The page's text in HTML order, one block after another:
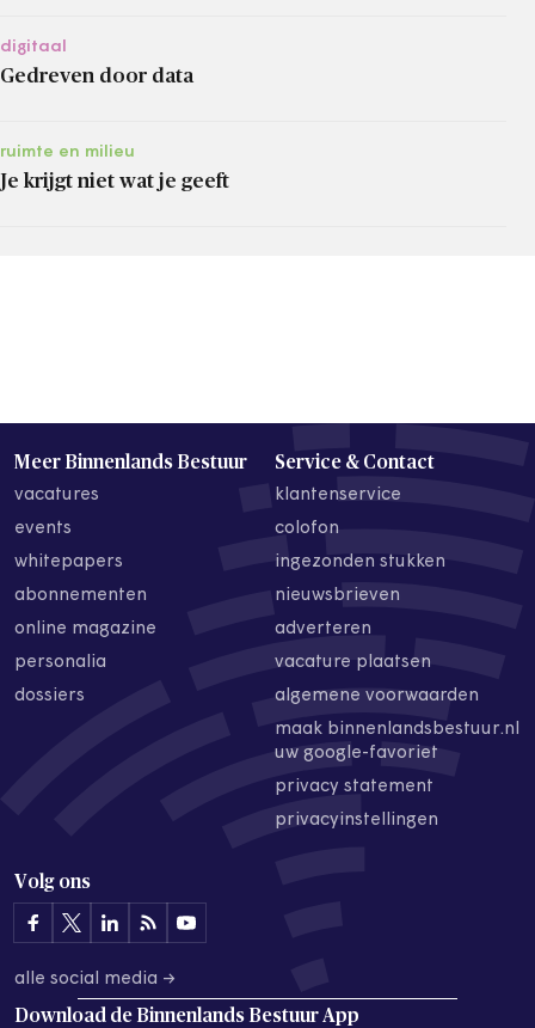
digitaal
Gedreven door data
ruimte en milieu
Je krijgt niet wat je geeft
Meer Binnenlands Bestuur
vacatures
events
whitepapers
abonnementen
online magazine
personalia
dossiers
Service & Contact
klantenservice
colofon
ingezonden stukken
nieuwsbrieven
adverteren
vacature plaatsen
algemene voorwaarden
maak binnenlandsbestuur.nl
uw google-favoriet
privacy statement
privacyinstellingen
Volg ons
alle social media →
Download de Binnenlands Bestuur App